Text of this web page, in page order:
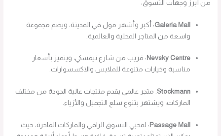
من أبرز وجهات التسوق:
Galeria Mall: أكبر وأشهر مول في المدينة، ويضم مجموعة
واسعة من المتاجر المحلية والعالمية.
Nevsky Centre : قريب من شارع نيفسكي، ويتميز بأسعار
مناسبة وخيارات متنوعة للملابس والاكسسوارات.
Stockmann: متجر عالمي يقدم منتجات عالية الجودة من مختلف
الماركات، ويشتهر بتنوع سلع التجميل والأزياء.
Passage Mall : لمحبي التسوق الراقي والماركات الفاخرة، حيث